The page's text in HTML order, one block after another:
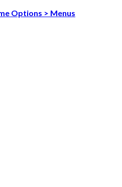
Options > Menus